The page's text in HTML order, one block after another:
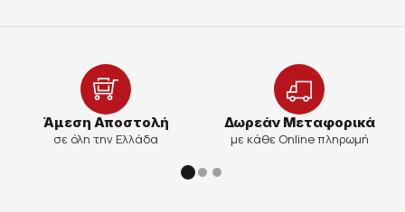
Άμεση Αποστολή
σε όλη την Ελλάδα
Δωρεάν Μεταφορικά
με κάθε Online πληρωμή